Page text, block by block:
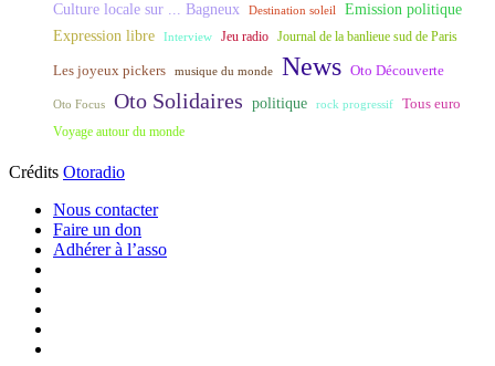
Culture locale sur ... Bagneux Destination soleil Emission politique
Expression libre Interview Jeu radio Journal de la banlieue sud de Paris
Les joyeux pickers musique du monde News Oto Découverte
Oto Focus Oto Solidaires politique rock progressif Tous euro
Voyage autour du monde
Crédits Otoradio
Nous contacter
Faire un don
Adhérer à l’asso